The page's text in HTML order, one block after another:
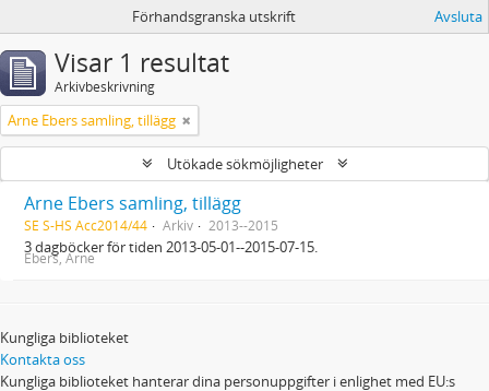
Förhandsgranska utskrift Avsluta
Visar 1 resultat
Arkivbeskrivning
Arne Ebers samling, tillägg
Utökade sökmöjligheter
Arne Ebers samling, tillägg
SE S-HS Acc2014/44 Arkiv 2013--2015
3 dagböcker för tiden 2013-05-01--2015-07-15.
Ebers, Arne
Kungliga biblioteket
Kontakta oss
Kungliga biblioteket hanterar dina personuppgifter i enlighet med EU:s